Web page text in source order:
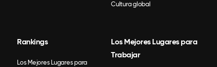
Cultura global
Rankings
Los Mejores Lugares para
Los Mejores Lugares para
Trabajar